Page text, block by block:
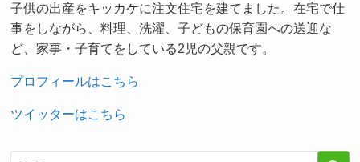
子供の出産をキッカケに注文住宅を建てました。在宅で仕
事をしながら、料理、洗濯、子どもの保育園への送迎な
ど、家事・子育てをしている2児の父親です。
プロフィールはこちら
ツイッターはこちら